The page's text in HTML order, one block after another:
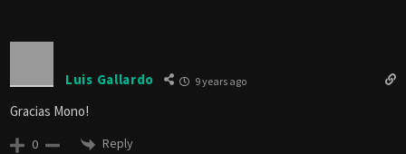
Luis Gallardo 9 years ago
Gracias Mono!
0 Reply